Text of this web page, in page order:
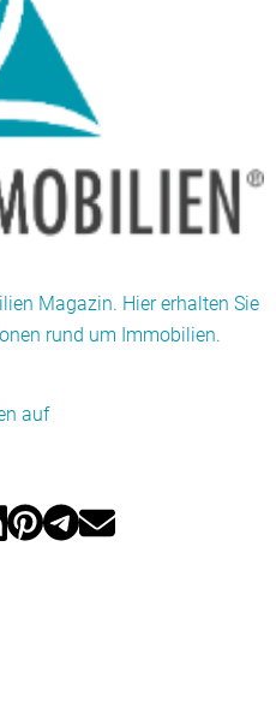
Magazin. Hier erhalten Sie
rund um Immobilien.
auf